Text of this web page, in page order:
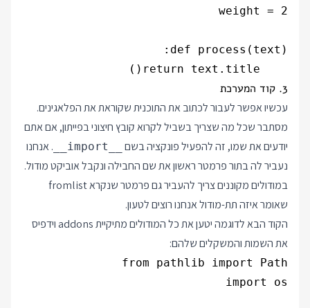
3. קוד המערכת
עכשיו אפשר לעבור לכתוב את התוכנית שקוראת את הפלאגינים.
מסתבר שכל מה שצריך בשביל לקרוא קובץ חיצוני בפייתון, אם אתם
יודעים את שמו, זה להפעיל פונקציה בשם
__import__ . אנחנו
נעביר לה בתור פרמטר ראשון את שם החבילה ונקבל אוביקט מודול.
במודולים מקוננים צריך להעביר גם פרמטר שנקרא fromlist
שאומר איזה תת-מודול אנחנו רוצים לטעון.
הקוד הבא לדוגמה יטען את כל המודולים מתיקיית addons וידפיס
את השמות והמשקלים שלהם: